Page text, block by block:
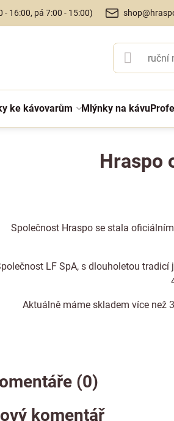
16:00, pá 7:00 - 15:00)
ke kávovarům Mlýnky na kávu
Hraspo
Společnost Hraspo se stala
LF SpA, s dlouholetou
Aktuálně máme skladem více než
(0)
komentář